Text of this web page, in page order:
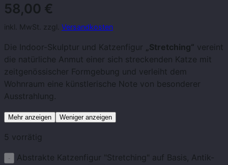
58,00 €
inkl. MwSt. zzgl. Versandkosten
Die Indoor-Skulptur und Katzenfigur „Stretching“ vereint
die natürliche Anmut einer sich streckenden Katze mit
zeitgenössischer Formgebung und verleiht dem
Wohnraum eine künstlerische Note von besonderer
Ausstrahlung.
Mehr anzeigen Weniger anzeigen
5 vorrätig
Abstrakte Katzenfigur "Stretching" auf Basis, Antik-